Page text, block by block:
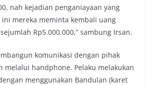
nah kejadian penganiayaan yang
mereka meminta kembali uang
Rp5.000.000,” sambung Irsan.
komunikasi dengan pihak
melalui handphone. Pelaku melakukan
menggunakan Bandulan (karet